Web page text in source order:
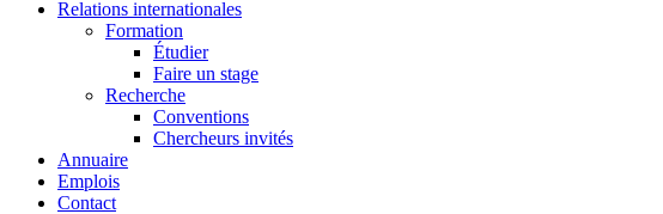
Relations internationales
Formation
Étudier
Faire un stage
Recherche
Conventions
Chercheurs invités
Annuaire
Emplois
Contact